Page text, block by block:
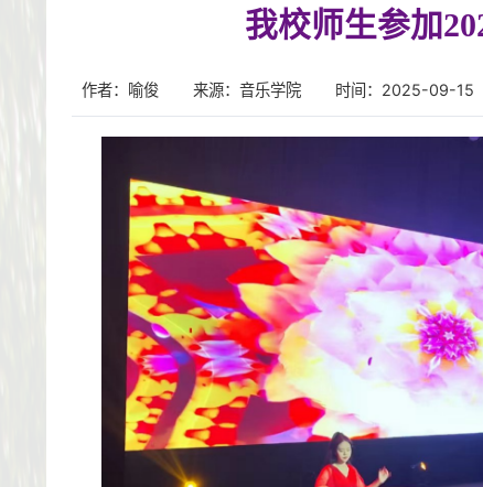
我校师生参加
作者：喻俊 来源：音乐学院 时间：2025-09-15